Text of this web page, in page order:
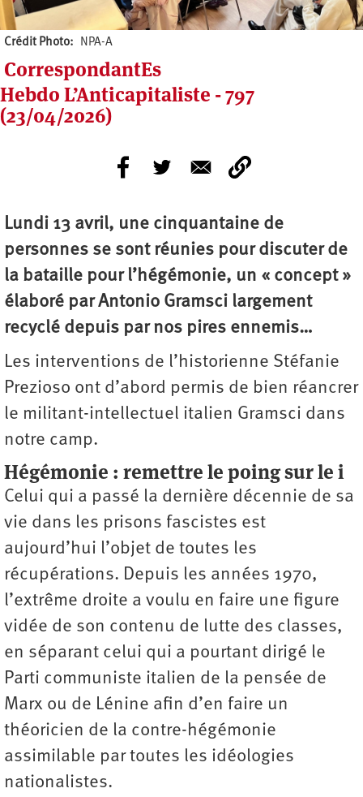
Crédit Photo NPA-A
CorrespondantEs
Hebdo L’Anticapitaliste - 797
(23/04/2026)
Lundi 13 avril, une cinquantaine de
personnes se sont réunies pour discuter de
la bataille pour l’hégémonie, un « concept »
élaboré par Antonio Gramsci largement
recyclé depuis par nos pires ennemis…
Les interventions de l’historienne Stéfanie
Prezioso ont d’abord permis de bien réancrer
le militant-intellectuel italien Gramsci dans
notre camp.
Hégémonie : remettre le poing sur le i
Celui qui a passé la dernière décennie de sa
vie dans les prisons fascistes est
aujourd’hui l’objet de toutes les
récupérations. Depuis les années 1970,
l’extrême droite a voulu en faire une figure
vidée de son contenu de lutte des classes,
en séparant celui qui a pourtant dirigé le
Parti communiste italien de la pensée de
Marx ou de Lénine afin d’en faire un
théoricien de la contre-hégémonie
assimilable par toutes les idéologies
nationalistes.